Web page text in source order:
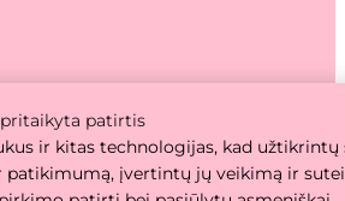
patirtis
ir kitas technologijas, kad užtikrintų
patikimumą, įvertintų jų veikimą ir